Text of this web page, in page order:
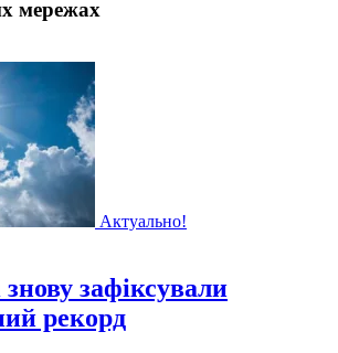
мережах
Актуально!
зафіксували
рекорд